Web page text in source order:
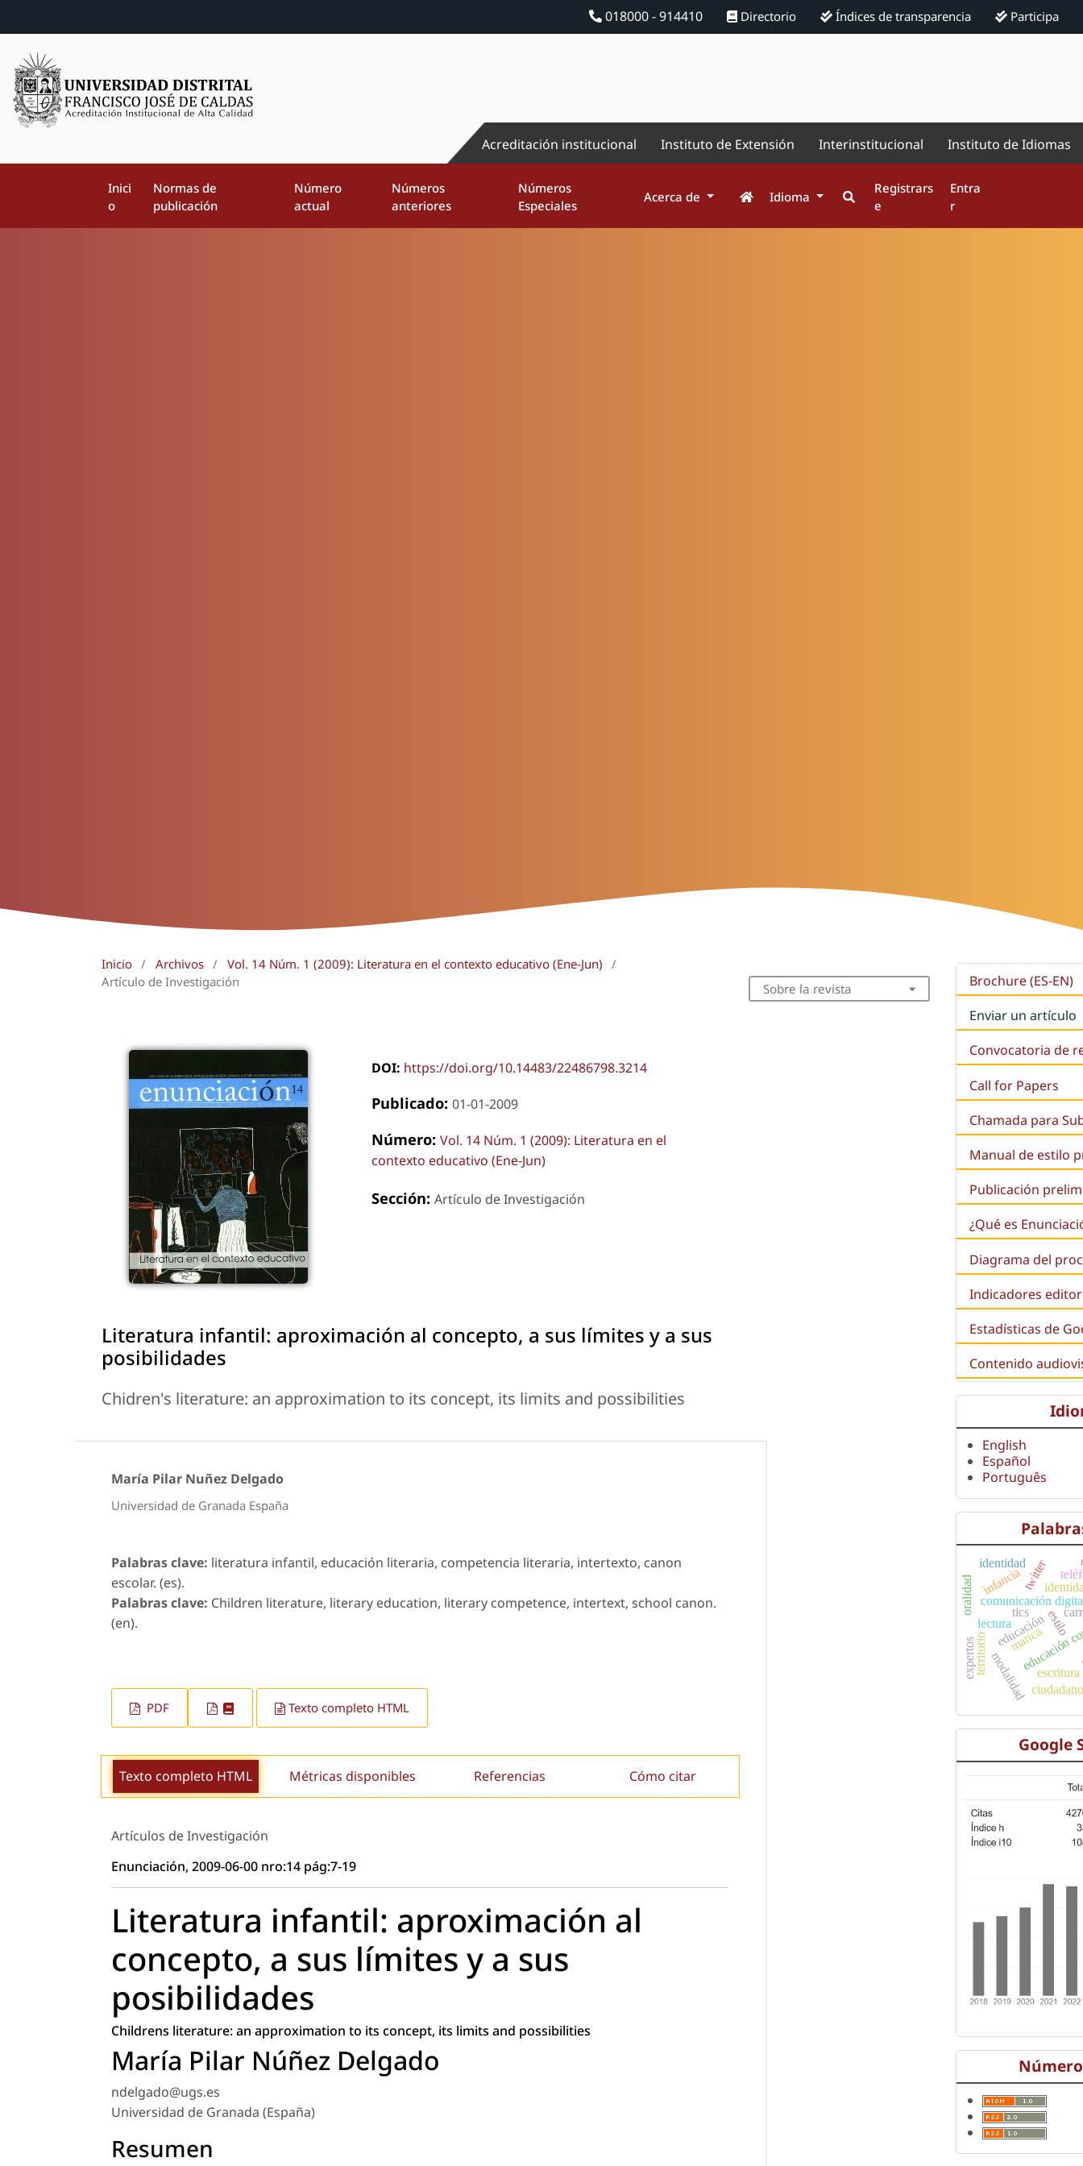
018000 - 914410 Directorio Índices de transparencia Participa
Acreditación institucional Instituto de Extensión Interinstitucional Instituto de Idiomas
Inici
o
Normas de
publicación
Número
actual
Números
anteriores
Números
Especiales
Acerca de Idioma
Registrars
e
Entra
r
Inicio / Archivos / Vol. 14 Núm. 1 (2009): Literatura en el contexto educativo (Ene-Jun)
/
Artículo de Investigación
DOI: https://doi.org/10.14483/22486798.3214
Publicado: 01-01-2009
Número: Vol. 14 Núm. 1 (2009): Literatura en el
contexto educativo (Ene-Jun)
Sección: Artículo de Investigación
Literatura infantil: aproximación al concepto, a sus límites y a sus
posibilidades
Chidren's literature: an approximation to its concept, its limits and possibilities
María Pilar Nuñez Delgado
Universidad de Granada España
Palabras clave: literatura infantil, educación literaria, competencia literaria, intertexto, canon
escolar. (es).
Palabras clave: Children literature, literary education, literary competence, intertext, school canon.
(en).
PDF Texto completo HTML
Texto completo HTML Métricas disponibles Referencias Cómo citar
Artículos de Investigación
Enunciación, 2009-06-00 nro:14 pág:7-19
Literatura infantil: aproximación al
concepto, a sus límites y a sus
posibilidades
Childrens literature: an approximation to its concept, its limits and possibilities
María Pilar Núñez Delgado
ndelgado@ugs.es
Universidad de Granada (España)
Resumen
Sobre la revista
Brochure (ES-EN)
Enviar un artículo
Convocatoria de
Call for Papers
Chamada para
Manual de estilo
Publicación
¿Qué es
Diagrama del
Indicadores
Estadísticas de
Contenido
English
Español
Português
comunicación
educación
tics
modalidad
estilo
lectura
escritura
oralidad
marica
twitter
infancia
identidad
territorio
expertos
Google